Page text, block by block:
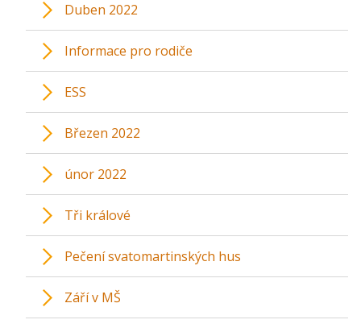
Duben 2022
Informace pro rodiče
ESS
Březen 2022
únor 2022
Tři králové
Pečení svatomartinských hus
Září v MŠ